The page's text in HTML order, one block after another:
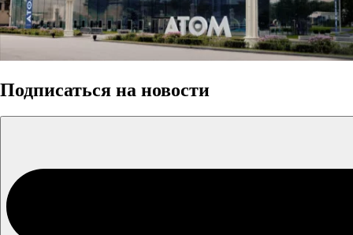
Подписаться на новости